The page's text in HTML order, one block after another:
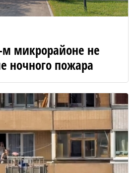
микрорайоне не
ночного пожара